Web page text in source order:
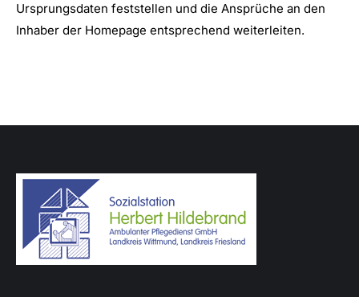
Ursprungsdaten feststellen und die Ansprüche an den
Inhaber der Homepage entsprechend weiterleiten.